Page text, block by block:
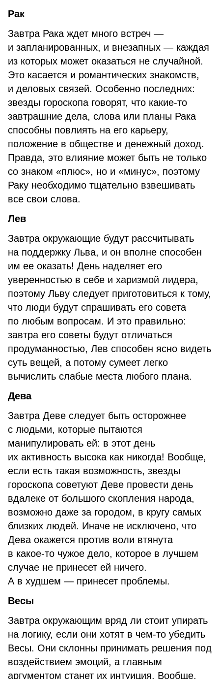
Рак
Завтра Рака ждет много встреч —
и запланированных, и внезапных — каждая
из которых может оказаться не случайной.
Это касается и романтических знакомств,
и деловых связей. Особенно последних:
звезды гороскопа говорят, что какие-то
завтрашние дела, слова или планы Рака
способны повлиять на его карьеру,
положение в обществе и денежный доход.
Правда, это влияние может быть не только
со знаком «плюс», но и «минус», поэтому
Раку необходимо тщательно взвешивать
все свои слова.
Лев
Завтра окружающие будут рассчитывать
на поддержку Льва, и он вполне способен
им ее оказать! День наделяет его
уверенностью в себе и харизмой лидера,
поэтому Льву следует приготовиться к тому,
что люди будут спрашивать его совета
по любым вопросам. И это правильно:
завтра его советы будут отличаться
продуманностью, Лев способен ясно видеть
суть вещей, а потому сумеет легко
вычислить слабые места любого плана.
Дева
Завтра Деве следует быть осторожнее
с людьми, которые пытаются
манипулировать ей: в этот день
их активность высока как никогда! Вообще,
если есть такая возможность, звезды
гороскопа советуют Деве провести день
вдалеке от большого скопления народа,
возможно даже за городом, в кругу самых
близких людей. Иначе не исключено, что
Дева окажется против воли втянута
в какое-то чужое дело, которое в лучшем
случае не принесет ей ничего.
А в худшем — принесет проблемы.
Весы
Завтра окружающим вряд ли стоит упирать
на логику, если они хотят в чем-то убедить
Весы. Они склонны принимать решения под
воздействием эмоций, а главным
аргументом станет их интуиция. Вообще,